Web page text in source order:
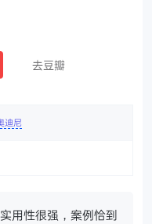
去豆瓣
迪尼
用性很强，案例恰到